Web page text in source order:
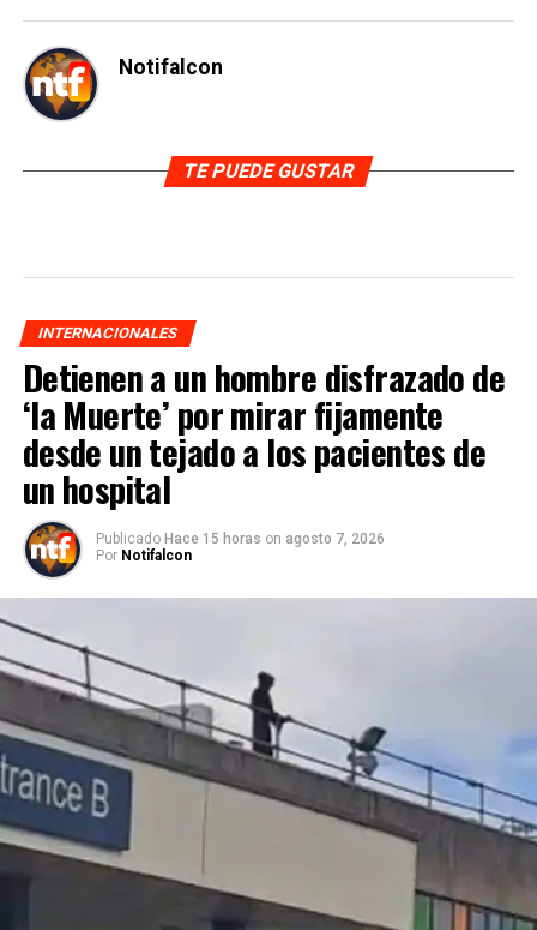
Notifalcon
TE PUEDE GUSTAR
INTERNACIONALES
Detienen a un hombre disfrazado de
‘la Muerte’ por mirar fijamente
desde un tejado a los pacientes de
un hospital
Publicado Hace 15 horas on agosto 7, 2026
Por Notifalcon